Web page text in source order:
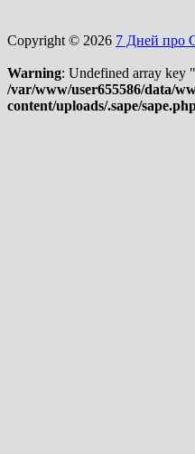
Copyright © 2026 7 Дней про
Warning: Undefined array key
/var/www/user655586/data/
content/uploads/.sape/